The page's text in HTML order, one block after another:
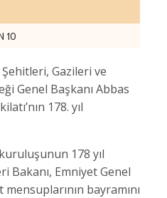
10
Gazileri ve
Genel Başkanı Abbas
178. yıl
178 yıl
Bakanı, Emniyet Genel
bayramını